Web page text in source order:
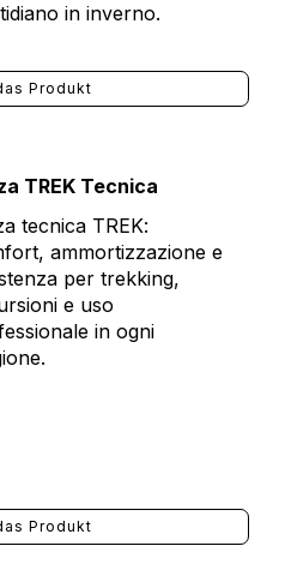
in inverno.
Produkt
TREK Tecnica
tecnica TREK:
ammortizzazione e
per trekking,
e uso
in ogni
Produkt